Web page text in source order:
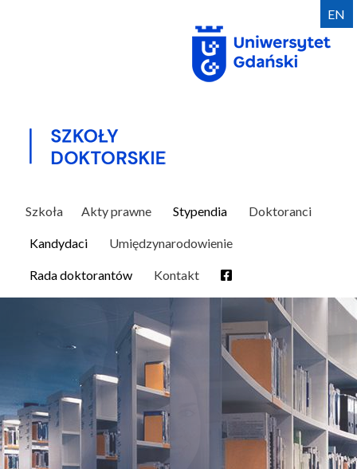
treści
EN
Szkoła Akty prawne Stypendia Doktoranci
Kandydaci Umiędzynarodowienie
Rada doktorantów Kontakt